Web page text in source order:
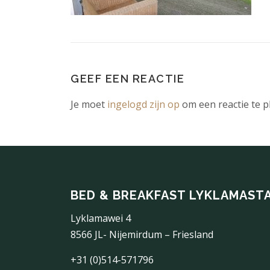
GEEF EEN REACTIE
Je moet ingelogd zijn op om een reactie te
BED & BREAKFAST
Lyklamawei 4
8566 JL- Nijemirdum – Friesland
+31 (0)514-571796